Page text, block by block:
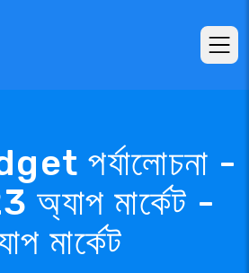
পর্যালোচনা -
মার্কেট -
মার্কেট